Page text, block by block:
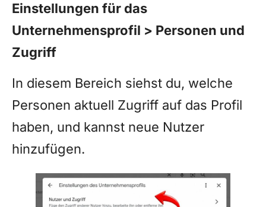
Einstellungen für das
Unternehmensprofil > Personen und
Zugriff
In diesem Bereich siehst du, welche
Personen aktuell Zugriff auf das Profil
haben, und kannst neue Nutzer
hinzufügen.